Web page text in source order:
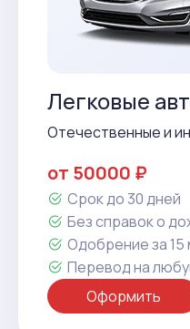
Легковые
Отечественные и
от 50000 ₽
Срок до 30 дней
Без справок о
Одобрение за 15
Перевод на
Оформить